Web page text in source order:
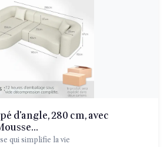
d'angle, 280 cm, avec
qui simplifie la vie